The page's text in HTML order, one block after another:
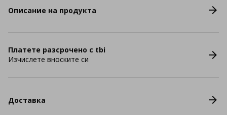
Описание на продукта
Платете разсрочено с tbi
Изчислете вноските си
Доставка